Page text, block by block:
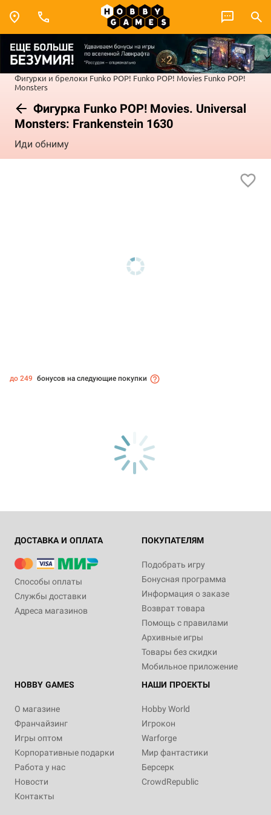
Фигурки и брелоки Funko POP! Funko POP! Movies Funko POP!
Monsters
Фигурка Funko POP! Movies. Universal
Monsters: Frankenstein 1630
Иди обниму
до 249 бонусов на следующие покупки
ДОСТАВКА И ОПЛАТА
Способы оплаты
Службы доставки
Адреса магазинов
ПОКУПАТЕЛЯМ
Подобрать игру
Бонусная программа
Информация о заказе
Возврат товара
Помощь с правилами
Архивные игры
Товары без скидки
Мобильное приложение
HOBBY GAMES
О магазине
Франчайзинг
Игры оптом
Корпоративные подарки
Работа у нас
Новости
Контакты
НАШИ ПРОЕКТЫ
Hobby World
Игрокон
Warforge
Мир фантастики
Берсерк
CrowdRepublic